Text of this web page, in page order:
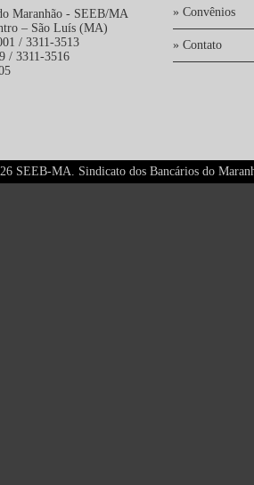
Maranhão - SEEB/MA
– São Luís (MA)
/ 3311-3513
/ 3311-3516
» Convênios
» Contato
SEEB-MA. Sindicato dos Bancários do